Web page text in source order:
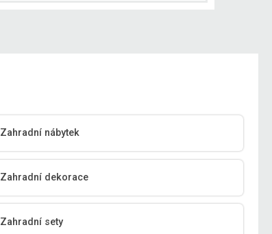
Zahradní nábytek
Zahradní dekorace
Zahradní sety